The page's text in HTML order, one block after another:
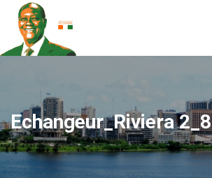
Echangeur_Riviera 2_8